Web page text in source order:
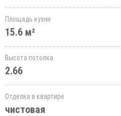
Площадь кухни
15.6 м²
Высота потолка
2.66
Отделка в квартире
чистовая